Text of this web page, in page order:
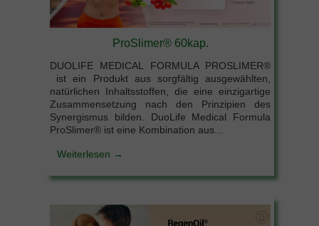
ProSlimer® 60kap.
DUOLIFE MEDICAL FORMULA PROSLIMER®
ist ein Produkt aus sorgfältig ausgewählten,
natürlichen Inhaltsstoffen, die eine einzigartige
Zusammensetzung nach den Prinzipien des
Synergismus bilden. DuoLife Medical Formula
ProSlimer® ist eine Kombination aus...
Weiterlesen →